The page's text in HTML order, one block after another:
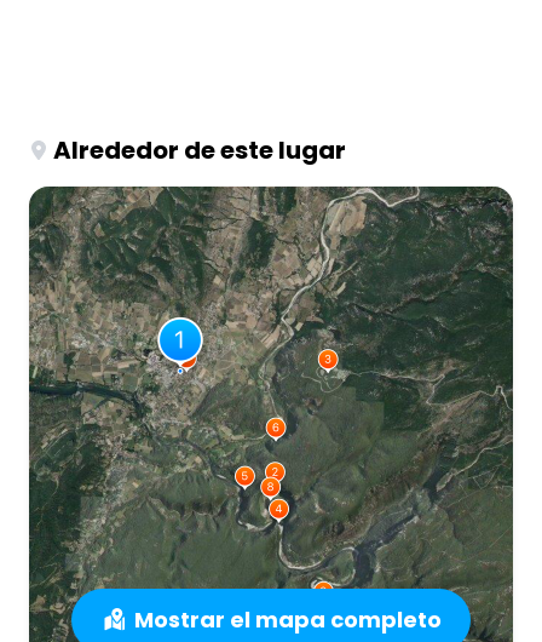
Alrededor de este lugar
Mostrar el mapa completo